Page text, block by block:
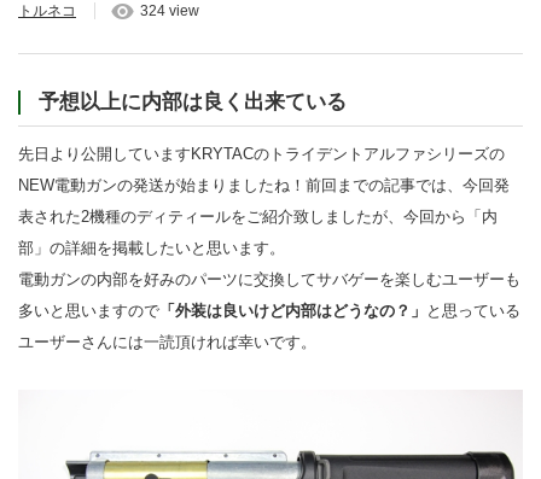
トルネコ 324 view
予想以上に内部は良く出来ている
先日より公開していますKRYTACのトライデントアルファシリーズの
NEW電動ガンの発送が始まりましたね！前回までの記事では、今回発
表された2機種のディティールをご紹介致しましたが、今回から「内
部」の詳細を掲載したいと思います。
電動ガンの内部を好みのパーツに交換してサバゲーを楽しむユーザーも
多いと思いますので 「外装は良いけど内部はどうなの？」 と思っている
ユーザーさんには一読頂ければ幸いです。